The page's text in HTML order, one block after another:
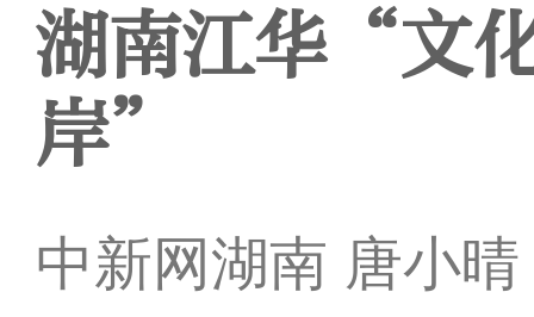
湖南江华“文
岸”
中新网湖南 唐小